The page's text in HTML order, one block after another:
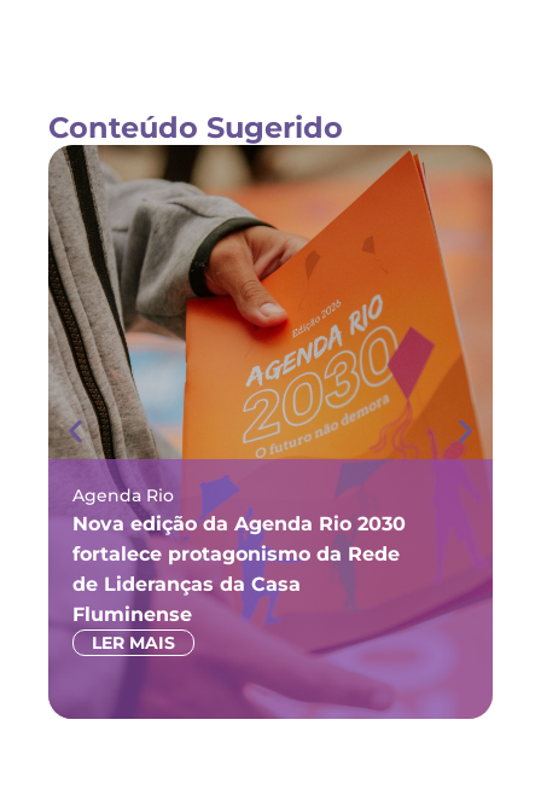
Conteúdo Sugerido
Agenda Rio
Nova edição da Agenda Rio 2030
fortalece protagonismo da Rede
de Lideranças da Casa
Fluminense
LER MAIS